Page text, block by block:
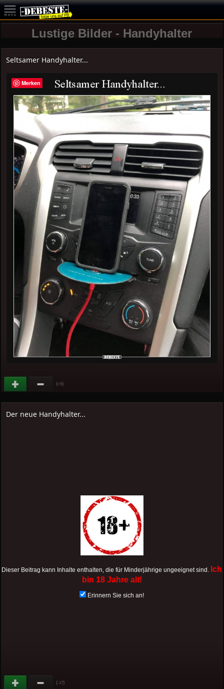
Lustige Bilder - Handyhalter
Seltsamer Handyhalter...
(+5)
Der neue Handyhalter...
Dieser Beitrag kann Inhalte enthalten, die für Minderjährige ungeeignet sind.
Ich
bin 18 Jahre alt!
Erinnern Sie sich an!
(-17)
Merken